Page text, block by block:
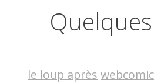
le loup après